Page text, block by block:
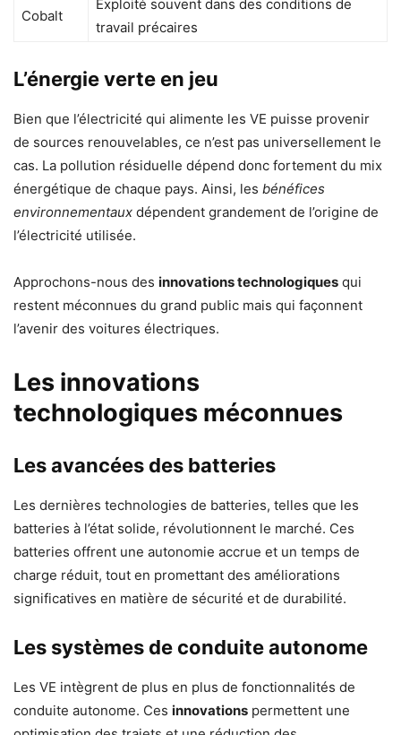
Cobalt
Exploité souvent dans des conditions de
travail précaires
L’énergie verte en jeu
Bien que l’électricité qui alimente les VE puisse provenir
de sources renouvelables, ce n’est pas universellement le
cas. La pollution résiduelle dépend donc fortement du mix
énergétique de chaque pays. Ainsi, les bénéfices
environnementaux dépendent grandement de l’origine de
l’électricité utilisée.
Approchons-nous des innovations technologiques qui
restent méconnues du grand public mais qui façonnent
l’avenir des voitures électriques.
Les innovations
technologiques méconnues
Les avancées des batteries
Les dernières technologies de batteries, telles que les
batteries à l’état solide, révolutionnent le marché. Ces
batteries offrent une autonomie accrue et un temps de
charge réduit, tout en promettant des améliorations
significatives en matière de sécurité et de durabilité.
Les systèmes de conduite autonome
Les VE intègrent de plus en plus de fonctionnalités de
conduite autonome. Ces innovations permettent une